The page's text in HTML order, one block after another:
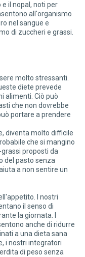
il nopal, noti per
all'organismo
nel sangue e
di zuccheri e grassi.
molto stressanti.
diete prevede
alimenti. Ciò può
che non dovrebbe
portare a prendere
diventa molto difficile
che si mangino
proposti da
del pasto senza
a non sentire un
I nostri
il senso di
la giornata. I
anche di ridurre
a una dieta sana
i nostri integratori
di peso senza